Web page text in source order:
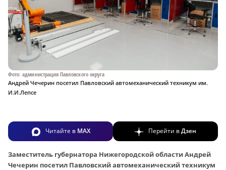
Фото: администрация Павловского округа
Андрей Чечерин посетил Павловский автомеханический техникум им.
И.И.Лепсе
Читайте в MAX Перейти вДзен
Заместитель губернатора Нижегородской области Андрей
Чечерин посетил Павловский автомеханический техникум